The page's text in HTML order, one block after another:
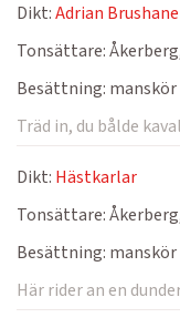
Dikt:Adrian
Tonsättare:
Besättning: manskör
Träd in, du bålde
Dikt: Hästkarlar
Tonsättare:
Besättning: manskör
Här rider an en